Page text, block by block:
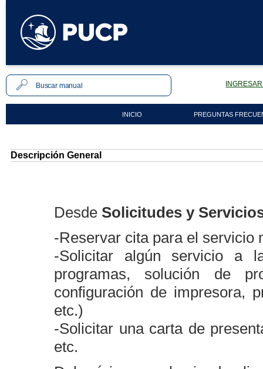
INICIO PREGUNTAS
Descripción General
Desde Solicitudes y
-Reservar cita para el servicio
-Solicitar algún servicio a
programas, solución de
configuración de impresora,
etc.)
-Solicitar una carta de
etc.